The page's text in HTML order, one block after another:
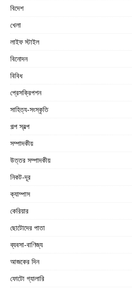
বিদেশ
খেলা
লাইফ স্টাইল
বিনোদন
বিবিধ
প্রেসক্রিপশন
সাহিত্য-সংস্কৃতি
গল্প স্বল্প
সম্পাদকীয়
উত্তর সম্পাদকীয়
নিকট-দূর
ক্যাম্পাস
কেরিয়ার
ছোটোদের পাতা
ব্যবসা-বাণিজ্য
আজকের দিন
ফোটো গ্যালারি